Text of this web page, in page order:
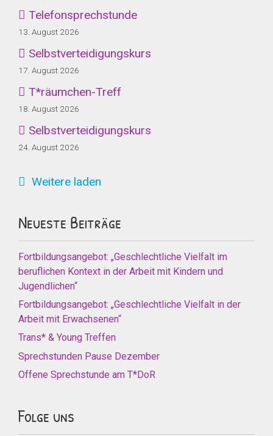
Telefonsprechstunde
13. August 2026
Selbstverteidigungskurs
17. August 2026
T*räumchen-Treff
18. August 2026
Selbstverteidigungskurs
24. August 2026
Weitere laden
Neueste Beiträge
Fortbildungsangebot: „Geschlechtliche Vielfalt im
beruflichen Kontext in der Arbeit mit Kindern und
Jugendlichen“
Fortbildungsangebot: „Geschlechtliche Vielfalt in der
Arbeit mit Erwachsenen“
Trans* & Young Treffen
Sprechstunden Pause Dezember
Offene Sprechstunde am T*DoR
Folge uns